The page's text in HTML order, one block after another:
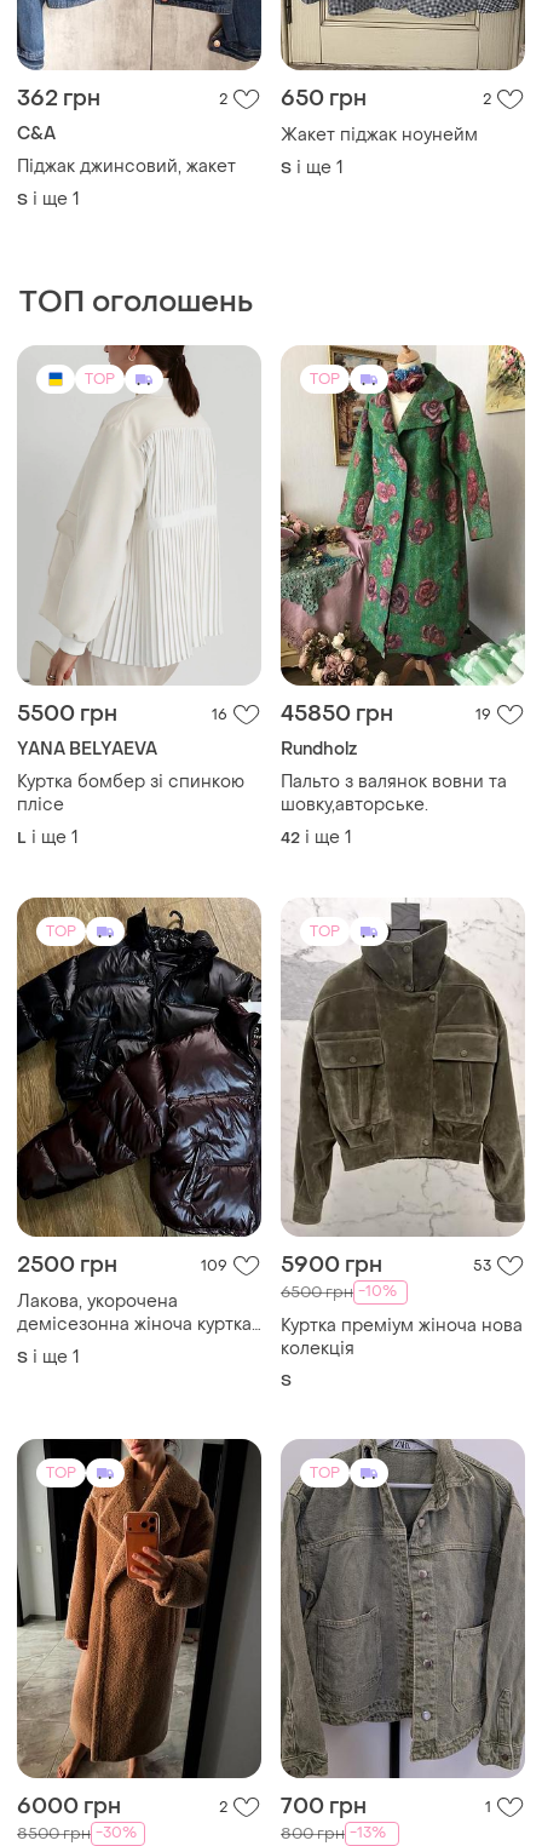
362 грн 2
C&A
Піджак джинсовий, жакет
S і ще 1
650 грн 2
Жакет піджак ноунейм
S і ще 1
ТОП оголошень
TOP
5500 грн 16
YANA BELYAEVA
Куртка бомбер зі спинкою
плісе
L і ще 1
TOP
45850 грн 19
Rundholz
Пальто з валянок вовни та
шовку,авторське.
42 і ще 1
TOP
2500 грн 109
Лакова, укорочена
демісезонна жіноча куртка
42,44 розмір
чорний,коричневий
S і ще 1
TOP
5900 грн 53
6500 грн -10%
Куртка преміум жіноча нова
колекція
S
TOP
6000 грн 2
8500 грн -30%
TOP
700 грн 1
800 грн -13%